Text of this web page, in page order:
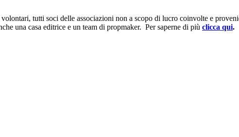
tutti soci delle associazioni non a scopo di lucro coinvolte e
una casa editrice e un team di propmaker. Per saperne di più clicca qui.